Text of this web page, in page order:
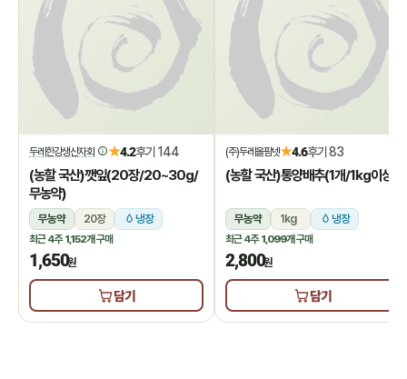
두레한강생산자회 ★4.2후기 144
(농할 국산)깻잎(20장/20~30g/
무농약)
무농약 20장 냉장
최근 4주1,152개 구매
1,650원
담기
(주)두레올팜넷★4.6후기 83
(농할 국산)통양배추(1개/1kg이상)
무농약 1kg 냉장
최근 4주1,099개 구매
2,800원
담기